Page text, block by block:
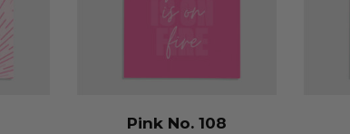
Pink No. 108